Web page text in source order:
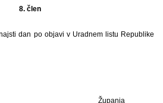
8. člen
dan po objavi v Uradnem listu Republike
Županja